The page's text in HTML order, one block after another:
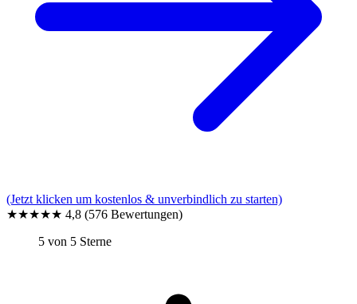
(Jetzt klicken um kostenlos & unverbindlich zu starten)
★★★★★ 4,8 (576 Bewertungen)
5 von 5 Sterne